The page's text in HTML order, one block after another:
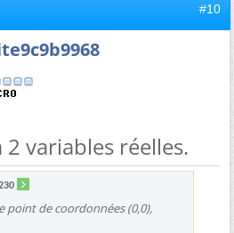
#10
2 variables réelles.
point de coordonnées (0,0),